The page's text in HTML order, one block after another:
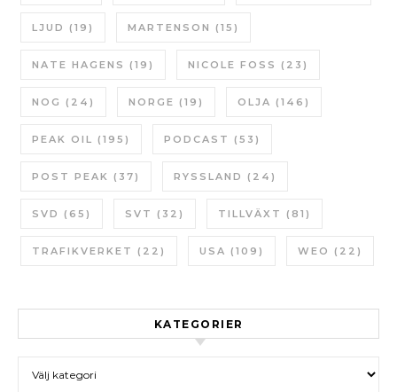
LJUD (19) MARTENSON (15)
NATE HAGENS (19) NICOLE FOSS (23)
NOG (24) NORGE (19) OLJA (146)
PEAK OIL (195) PODCAST (53)
POST PEAK (37) RYSSLAND (24)
SVD (65) SVT (32) TILLVÄXT (81)
TRAFIKVERKET (22) USA (109) WEO (22)
KATEGORIER